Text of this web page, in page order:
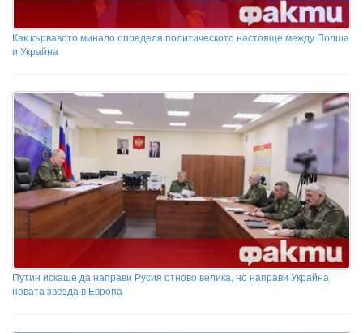
Как кървавото минало определя политическото настояще между Полша
и Украйна
Путин искаше да направи Русия отново велика, но направи Украйна
новата звезда в Европа